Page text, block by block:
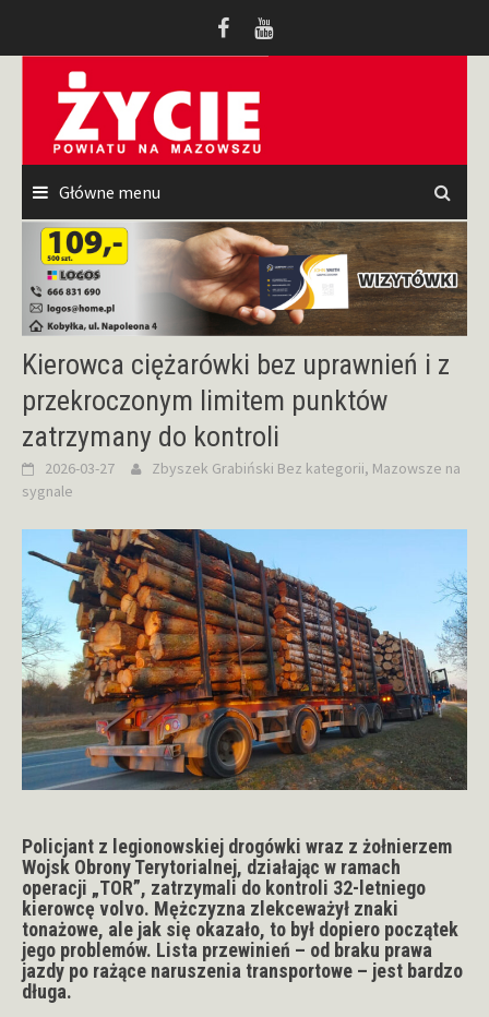
Główne menu
Kierowca ciężarówki bez uprawnień i z
przekroczonym limitem punktów
zatrzymany do kontroli
2026-03-27 Zbyszek Grabiński Bez kategorii, Mazowsze na
sygnale
Policjant z legionowskiej drogówki wraz z żołnierzem
Wojsk Obrony Terytorialnej, działając w ramach
operacji „TOR”, zatrzymali do kontroli 32-letniego
kierowcę volvo. Mężczyzna zlekceważył znaki
tonażowe, ale jak się okazało, to był dopiero początek
jego problemów. Lista przewinień – od braku prawa
jazdy po rażące naruszenia transportowe – jest bardzo
długa.